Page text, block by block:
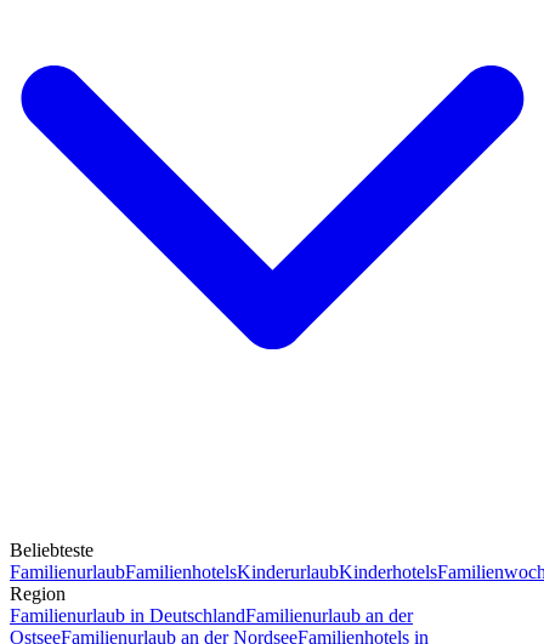
Beliebteste
FamilienurlaubFamilienhotelsKinderurlaubKinderhotels
Region
Familienurlaub in DeutschlandFamilienurlaub an der
OstseeFamilienurlaub an der NordseeFamilienhotels in